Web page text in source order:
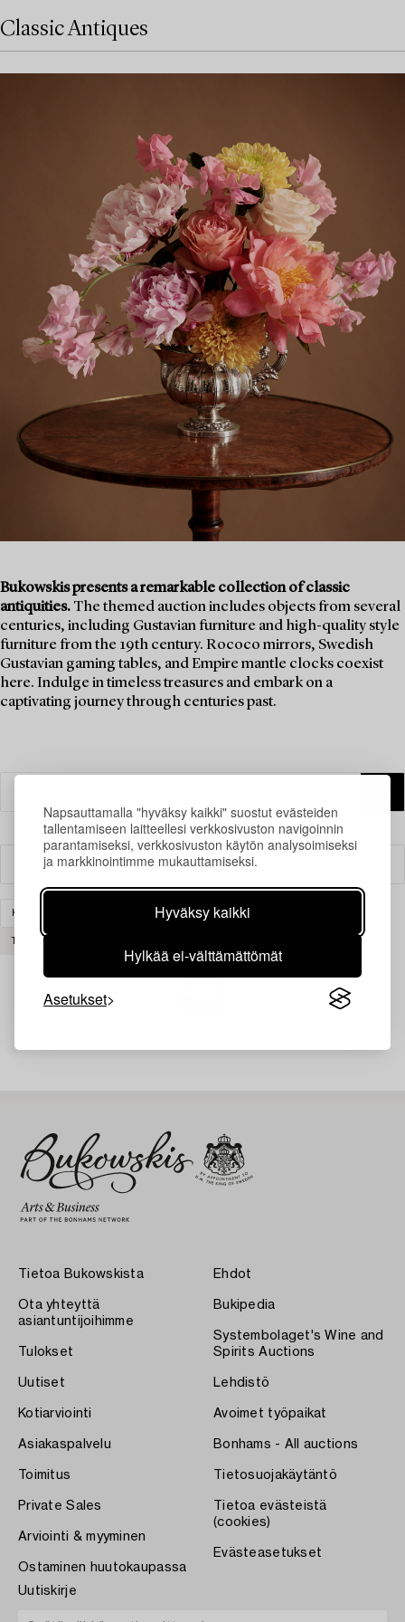
Napsauttamalla "hyväksy kaikki" suostut evästeiden
tallentamiseen laitteellesi verkkosivuston navigoinnin
parantamiseksi, verkkosivuston käytön analysoimiseksi
ja markkinointimme mukauttamiseksi.
Hyväksy kaikki
Hylkää ei-välttämättömät
Asetukset
Classic Antiques
Bukowskis presents a remarkable collection of classic
antiquities. The themed auction includes objects from several
centuries, including Gustavian furniture and high-quality style
furniture from the 19th century. Rococo mirrors, Swedish
Gustavian gaming tables, and Empire mantle clocks coexist
here. Indulge in timeless treasures and embark on a
captivating journey through centuries past.
Suodatin
KERAMIIKKA & POSLIINI SKANDINAAVINEN
Tietoa Bukowskista
Ota yhteyttä
asiantuntijoihimme
Tulokset
Uutiset
Kotiarviointi
Asiakaspalvelu
Toimitus
Private Sales
Arviointi & myyminen
Ostaminen huutokaupassa
Ehdot
Bukipedia
Systembolaget's Wine and
Spirits Auctions
Lehdistö
Avoimet työpaikat
Bonhams - All auctions
Tietosuojakäytäntö
Tietoa evästeistä
(cookies)
Evästeasetukset
Uutiskirje